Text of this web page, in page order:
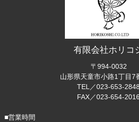
有限会社ホリコ
〒994-0032
山形県天童市小路1丁目7
TEL／023-653-2848
FAX／023-654-2016
■営業時間